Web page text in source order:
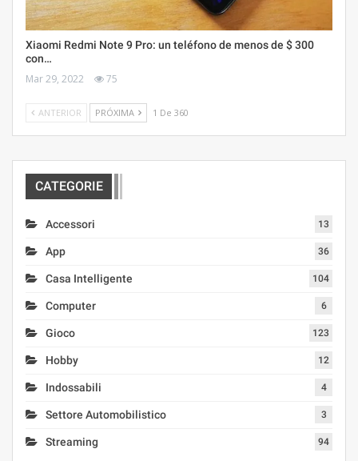
Xiaomi Redmi Note 9 Pro: un teléfono de menos de $ 300
con…
Mar 29, 2022 75
ANTERIOR PRÓXIMA 1 De 360
CATEGORIE
Accessori 13
App 36
Casa Intelligente 104
Computer 6
Gioco 123
Hobby 12
Indossabili 4
Settore Automobilistico 3
Streaming 94